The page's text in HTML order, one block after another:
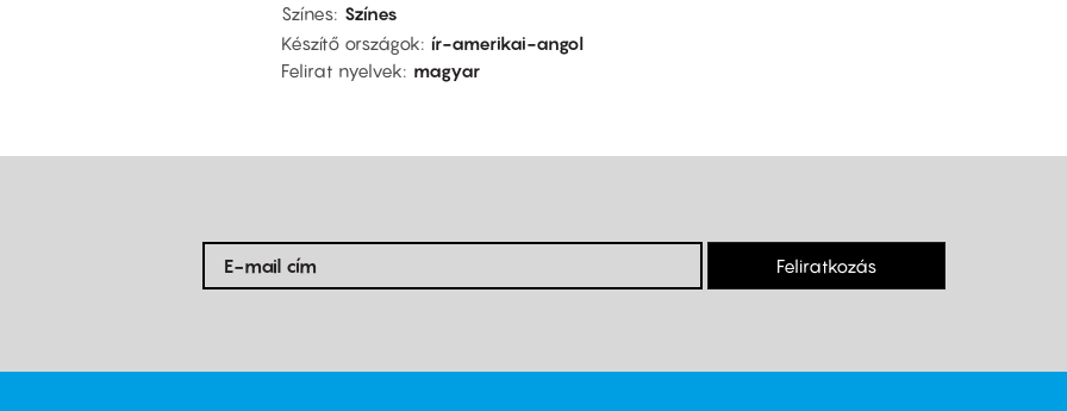
Színes Színes
Készítő országok ír-amerikai-angol
Felirat nyelvek
magyar
Feliratkozás